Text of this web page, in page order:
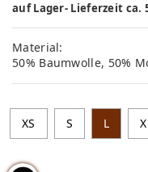
auf Lager- Lieferzeit ca.
Material:
50% Baumwolle, 50%
XS S L